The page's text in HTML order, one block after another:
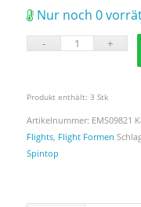
Nur noch 0
Produkt enthält: 3 Stk
Artikelnummer: EMS09821
Flights, Flight Formen
Spintop